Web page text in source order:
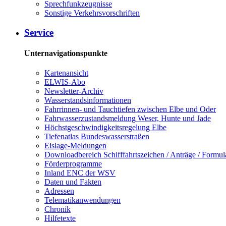
Sprech­funk­zeug­nis­se
Sons­ti­ge Ver­kehrs­vor­schrif­ten
Ser­vice
Unternavigationspunkte
Kar­ten­an­sicht
EL­WIS-​Abo
Newslet­ter-​Ar­chiv
Was­ser­stands­in­for­ma­tio­nen
Fahr­rin­nen-​ und Tauch­tie­fen zwi­schen El­be und Oder
Fahr­was­ser­zu­stands­mel­dung We­ser, Hun­te und Ja­de
Höchst­ge­schwin­dig­keits­re­ge­lung El­be
Tie­fe­n­at­las Bun­des­was­ser­stra­ßen
Eis­la­ge-​Mel­dun­gen
Dow­n­load­be­reich Schiff­fahrts­zei­chen / An­trä­ge /
För­der­pro­gram­me
In­land ENC der WSV
Da­ten und Fak­ten
Adres­sen
Te­le­ma­ti­kan­wen­dun­gen
Chro­nik
Hil­fe­tex­te